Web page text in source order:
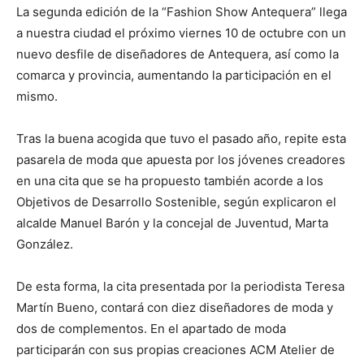
La segunda edición de la “Fashion Show Antequera” llega
a nuestra ciudad el próximo viernes 10 de octubre con un
nuevo desfile de diseñadores de Antequera, así como la
comarca y provincia, aumentando la participación en el
mismo.
Tras la buena acogida que tuvo el pasado año, repite esta
pasarela de moda que apuesta por los jóvenes creadores
en una cita que se ha propuesto también acorde a los
Objetivos de Desarrollo Sostenible, según explicaron el
alcalde Manuel Barón y la concejal de Juventud, Marta
González.
De esta forma, la cita presentada por la periodista Teresa
Martín Bueno, contará con diez diseñadores de moda y
dos de complementos. En el apartado de moda
participarán con sus propias creaciones ACM Atelier de